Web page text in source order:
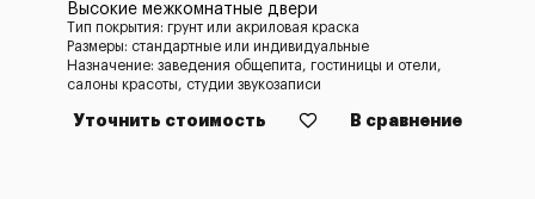
Высокие межкомнатные двери
Тип покрытия: грунт или акриловая краска
Размеры: стандартные или индивидуальные
Назначение: заведения общепита, гостиницы и отели,
салоны красоты, студии звукозаписи
Уточнить стоимость В сравнение